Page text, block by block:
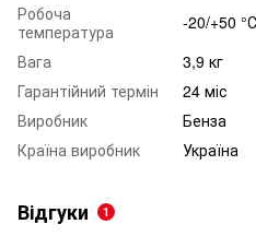
Робоча
температура
-20/+50 °С
Вага
3,9 кг
Гарантійний термін
24 міс
Виробник
Бенза
Країна виробник
Україна
Відгуки 1